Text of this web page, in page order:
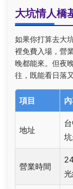
大坑情人橋
如果你打算去大
裡免費入場，營
晚都能來。但夜
往，既能看日落
項目
地址
坑
營業時間